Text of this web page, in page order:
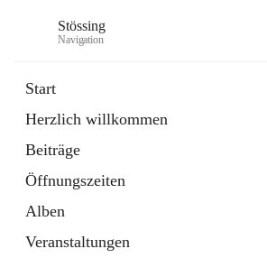
Stössing
Navigation
Start
Herzlich willkommen
Beiträge
Öffnungszeiten
Alben
Veranstaltungen
Datei
in
Tab
Kindergarten
öffnet
in
neuem
Tab